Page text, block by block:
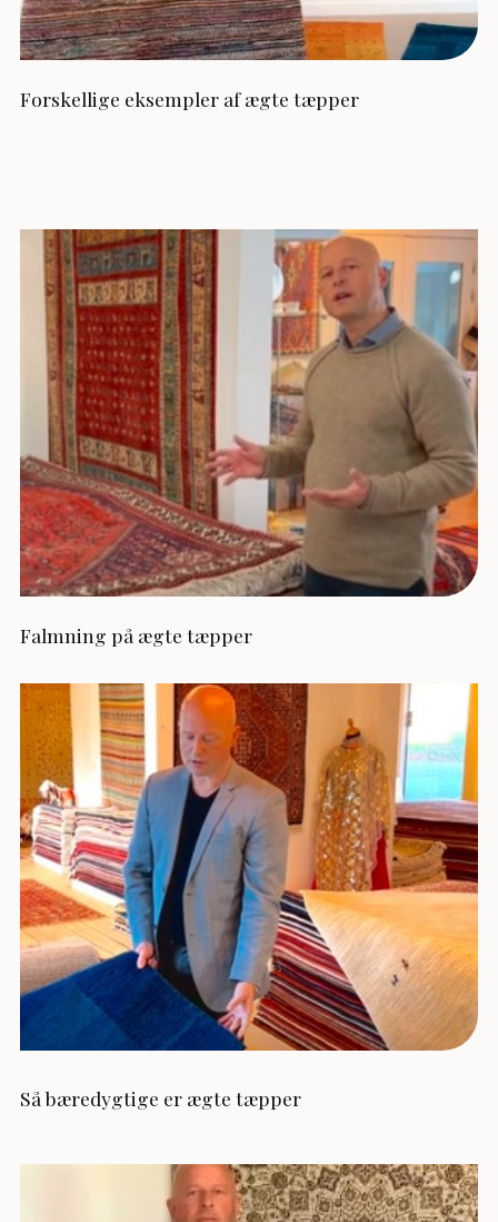
Forskellige eksempler af ægte tæpper
Falmning på ægte tæpper
Så bæredygtige er ægte tæpper